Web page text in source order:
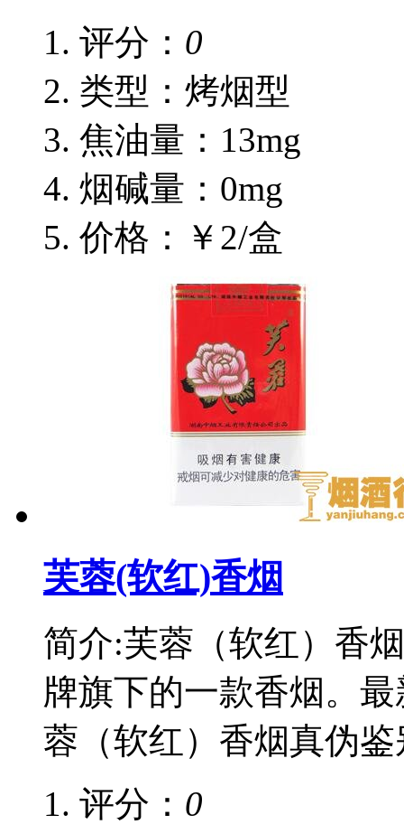
评分： 0
类型：烤烟型
焦油量：13mg
烟碱量：0mg
价格：￥2/盒
芙蓉(软红)香烟
简介:芙蓉（软红）香
牌旗下的一款香烟。
蓉（软红）香烟真伪
评分： 0